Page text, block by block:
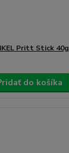
Pritt Stick 40g
do košíka